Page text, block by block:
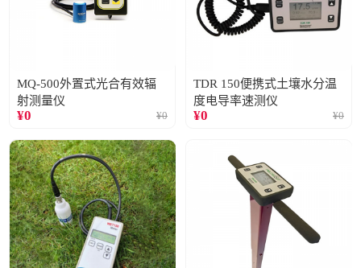
MQ-500外置式光合有效辐
射测量仪
¥0 ¥0
TDR 150便携式土壤水分温
度电导率速测仪
¥0 ¥0